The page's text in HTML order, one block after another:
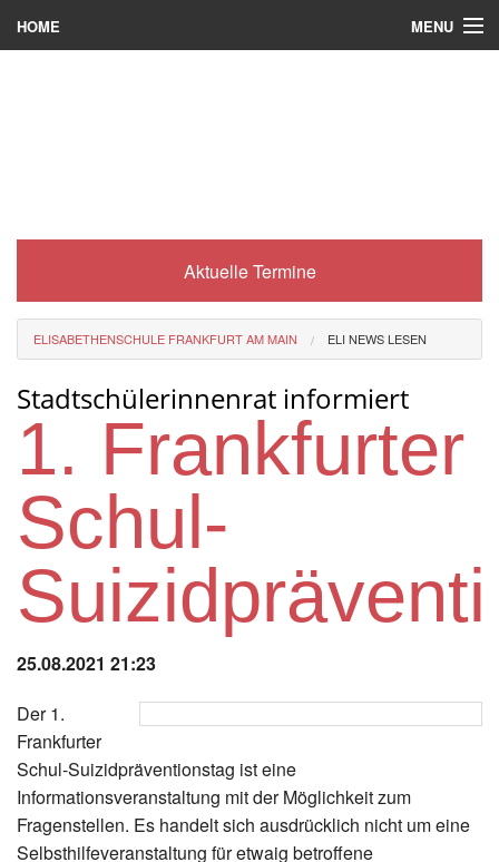
HOME MENU
Eli-Portal
Förderverein
Instagram
Aktuelle Termine
ELISABETHENSCHULE FRANKFURT AM MAIN ELI NEWS LESEN
Stadtschülerinnenrat informiert
1. Frankfurter
Schul-
25.08.2021 21:23
Der 1.
Frankfurter
Schul-Suizidpräventionstag ist eine
Informationsveranstaltung mit der Möglichkeit zum
Fragenstellen. Es handelt sich ausdrücklich nicht um eine
Selbsthilfeveranstaltung für etwaig betroffene